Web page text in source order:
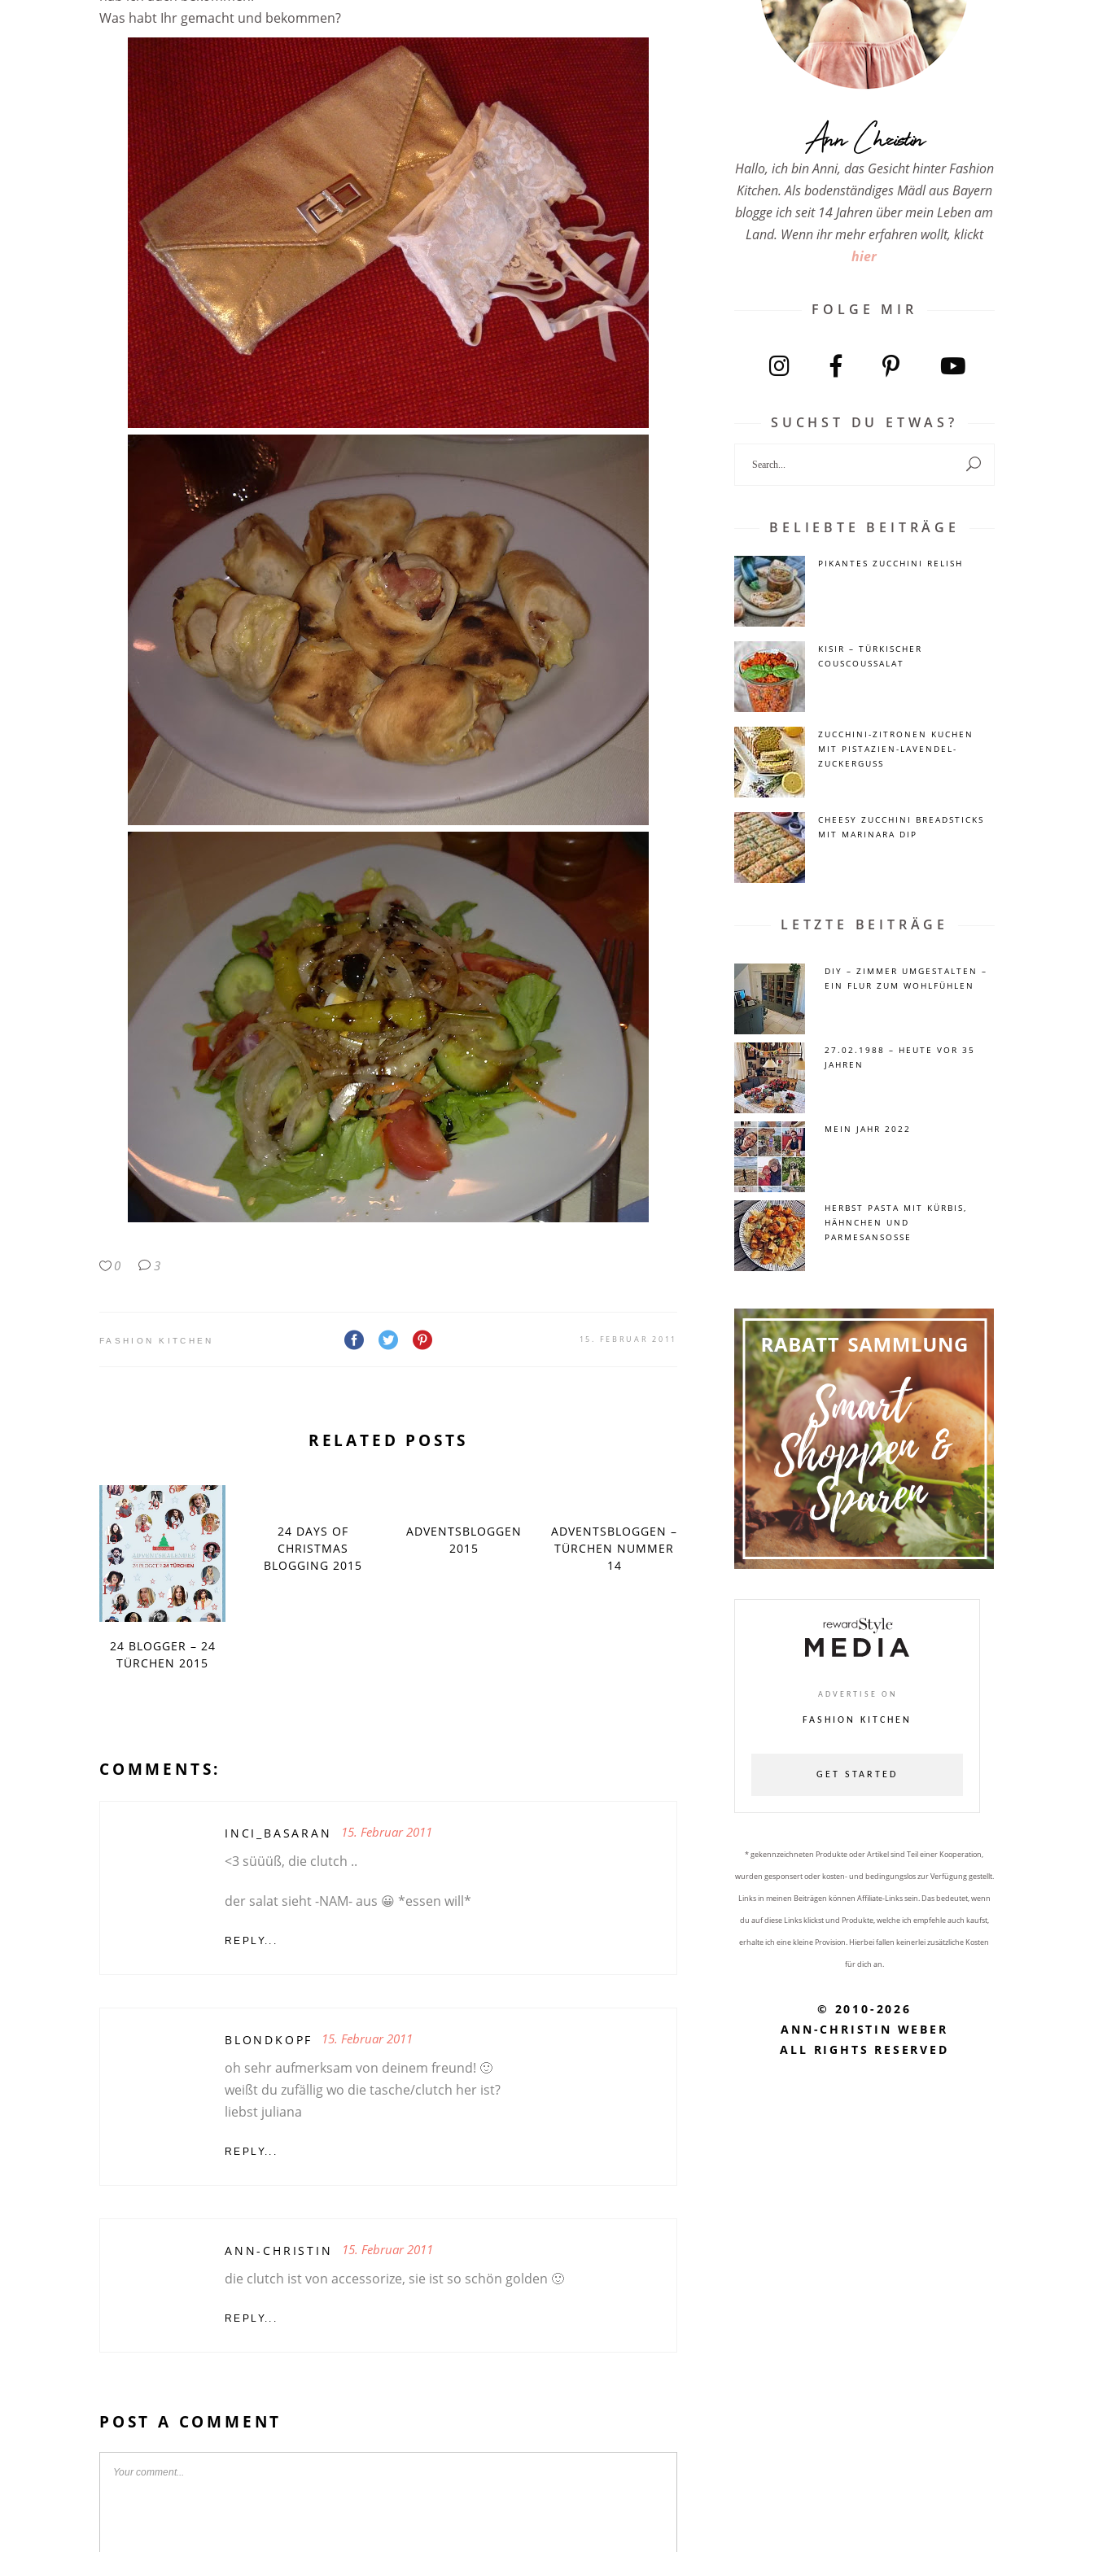
Was habt Ihr gemacht und bekommen?
0 3
FASHION KITCHEN 15. FEBRUAR 2011
RELATED POSTS
24 BLOGGER – 24
TÜRCHEN 2015
24 DAYS OF
CHRISTMAS
BLOGGING 2015
ADVENTSBLOGGEN
2015
ADVENTSBLOGGEN –
TÜRCHEN NUMMER
14
COMMENTS:
INCI_BASARAN 15. Februar 2011
<3 süüüß, die clutch ..
der salat sieht -NAM- aus 😀 *essen will*
REPLY...
BLONDKOPF 15. Februar 2011
oh sehr aufmerksam von deinem freund! 🙂
weißt du zufällig wo die tasche/clutch her ist?
liebst juliana
REPLY...
ANN-CHRISTIN 15. Februar 2011
die clutch ist von accessorize, sie ist so schön golden 🙂
REPLY...
POST A COMMENT
Ann Christin
Hallo, ich bin Anni, das Gesicht hinter Fashion
Kitchen. Als bodenständiges Mädl aus Bayern
blogge ich seit 14 Jahren über mein Leben am
Land. Wenn ihr mehr erfahren wollt, klickt
hier
FOLGE MIR
SUCHST DU ETWAS?
BELIEBTE BEITRÄGE
PIKANTES ZUCCHINI RELISH
KISIR – TÜRKISCHER
COUSCOUSSALAT
ZUCCHINI-ZITRONEN KUCHEN
MIT PISTAZIEN-LAVENDEL-
ZUCKERGUSS
CHEESY ZUCCHINI BREADSTICKS
MIT MARINARA DIP
LETZTE BEITRÄGE
DIY – ZIMMER UMGESTALTEN –
EIN FLUR ZUM WOHLFÜHLEN
27.02.1988 – HEUTE VOR 35
JAHREN
MEIN JAHR 2022
HERBST PASTA MIT KÜRBIS,
HÄHNCHEN UND
PARMESANSOSSE
ADVERTISE ON
FASHION KITCHEN
GET STARTED
* gekennzeichneten Produkte oder Artikel sind Teil einer Kooperation,
wurden gesponsert oder kosten- und bedingungslos zur Verfügung gestellt.
Links in meinen Beiträgen können Affiliate-Links sein. Das bedeutet, wenn
du auf diese Links klickst und Produkte, welche ich empfehle auch kaufst,
erhalte ich eine kleine Provision. Hierbei fallen keinerlei zusätzliche Kosten
für dich an.
© 2010-2026
ANN-CHRISTIN WEBER
ALL RIGHTS RESERVED